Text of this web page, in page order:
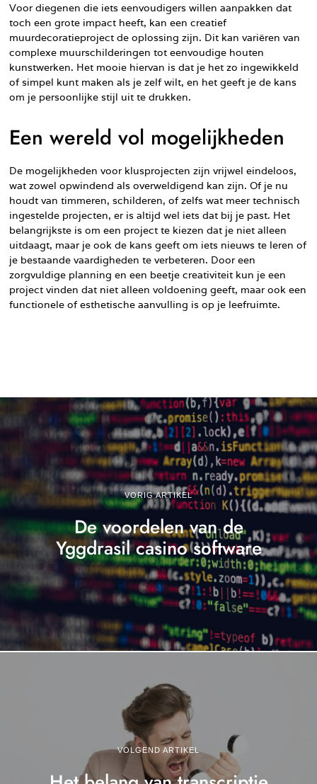
Voor diegenen die iets eenvoudigers willen aanpakken dat
toch een grote impact heeft, kan een creatief
muurdecoratieproject de oplossing zijn. Dit kan variëren van
complexe muurschilderingen tot eenvoudige houten
kunstwerken. Het mooie hiervan is dat je het zo ingewikkeld
of simpel kunt maken als je zelf wilt, en het geeft je de kans
om je persoonlijke stijl uit te drukken.
Een wereld vol mogelijkheden
De mogelijkheden voor klusprojecten zijn vrijwel eindeloos,
wat zowel opwindend als overweldigend kan zijn. Of je nu
houdt van timmeren, schilderen, of zelfs wat meer technisch
ingestelde projecten, er is altijd wel iets dat bij je past. Het
belangrijkste is om een project te kiezen dat je niet alleen
uitdaagt, maar je ook de kans geeft om iets nieuws te leren of
je bestaande vaardigheden te verbeteren. Door een
zorgvuldige planning en een beetje creativiteit kun je een
project vinden dat niet alleen voldoening geeft, maar ook een
functionele of esthetische aanvulling is op je leefruimte.
VORIG ARTIKEL
De voordelen van de
Yggdrasil casino software
VOLGEND ARTIKEL